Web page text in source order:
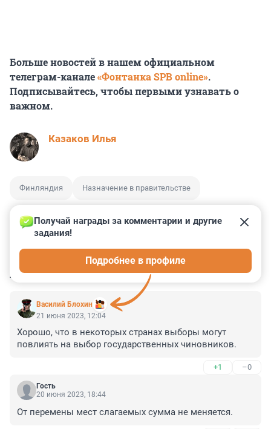
Больше новостей в нашем официальном
телеграм-канале«Фонтанка SPB online».
Подписывайтесь, чтобы первыми узнавать о
важном.
Казаков Илья
Финляндия Назначение в правительстве
КОММЕНТАРИИ 59
Василий Блохин
Получай награды за комментарии и другие
задания!
Подробнее в профиле
21 июня 2023, 12:04
Хорошо, что в некоторых странах выборы могут
повлиять на выбор государственных чиновников.
+1 –0
Гость
20 июня 2023, 18:44
От перемены мест слагаемых сумма не меняется.